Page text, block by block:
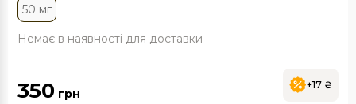
50 мг
Немає в наявності для доставки
350 грн
+17 ₴